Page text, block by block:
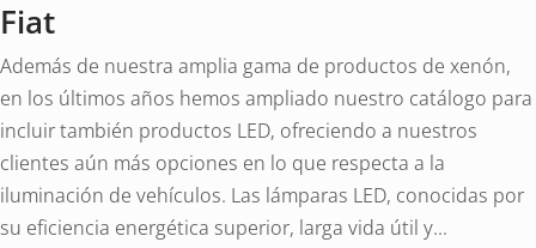
Fiat
Además de nuestra amplia gama de productos de xenón,
en los últimos años hemos ampliado nuestro catálogo para
incluir también productos LED, ofreciendo a nuestros
clientes aún más opciones en lo que respecta a la
iluminación de vehículos. Las lámparas LED, conocidas por
su eficiencia energética superior, larga vida útil y...